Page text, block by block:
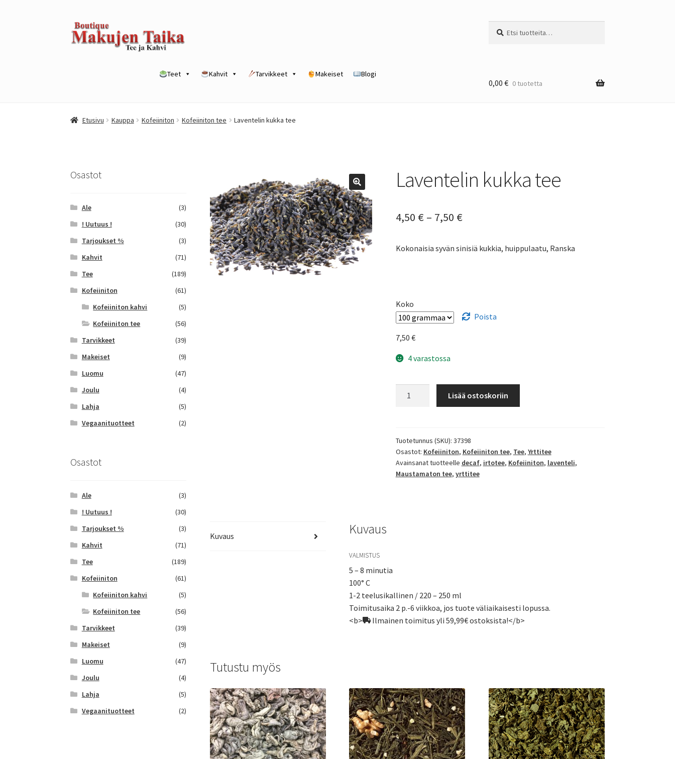
Siirry
navigointiin
Siirry
sisältöön
Teet Kahvit Tarvikkeet Makeiset Blogi
Yrityksille
0,00 € 0 tuotetta
Etusivu Kauppa Kofeiiniton Kofeiiniton tee Laventelin kukka tee
Laventelin kukka tee
4,50 € – 7,50 €Hintaluokka:
-
Kokonaisia syvän sinisiä kukkia, huippulaatu, Ranska
Koko
Poista
7,50 €
4 varastossa
Lisää ostoskoriin
Tuotetunnus (SKU): 37398
Osastot: Kofeiiniton, Kofeiiniton tee, Tee, Yrttitee
Avainsanat tuotteelle decaf, irtotee, Kofeiiniton, laventeli,
Maustamaton tee, yrttitee
Kuvaus Kuvaus
VALMISTUS
5 – 8 minutia
100° C
1-2 teelusikallinen / 220 – 250 ml
Toimitusaika 2 p.-6 viikkoa, jos tuote väliaikaisesti lopussa.
<b>
Ilmainen toimitus yli 59,99€ ostoksista!</b>
Tutustu myös
Osastot
Ale
(3)
! Uutuus !
(30)
Tarjoukset %
(3)
Kahvit
(71)
Tee
(189)
Kofeiiniton
(61)
Kofeiiniton kahvi
(5)
Kofeiiniton tee
(56)
Tarvikkeet
(39)
Makeiset
(9)
Luomu
(47)
Joulu
(4)
Lahja
(5)
Vegaanituotteet
(2)
Osastot
Ale
(3)
! Uutuus !
(30)
Tarjoukset %
(3)
Kahvit
(71)
Tee
(189)
Kofeiiniton
(61)
Kofeiiniton kahvi
(5)
Kofeiiniton tee
(56)
Tarvikkeet
(39)
Makeiset
(9)
Luomu
(47)
Joulu
(4)
Lahja
(5)
Vegaanituotteet
(2)